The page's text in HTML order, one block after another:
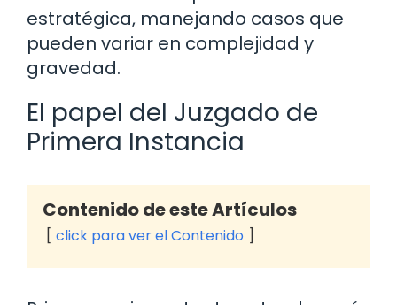
estratégica, manejando casos que
pueden variar en complejidad y
gravedad.
El papel del Juzgado de
Primera Instancia
Contenido de este Artículos
click para ver el Contenido